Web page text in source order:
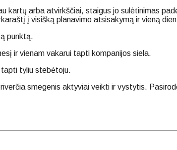
kartų arba atvirkščiai, staigus jo sulėtinimas
į visišką planavimo atsisakymą ir vieną
punktą.
ir vienam vakarui tapti kompanijos siela.
tapti tyliu stebėtoju.
smegenis aktyviai veikti ir vystytis.